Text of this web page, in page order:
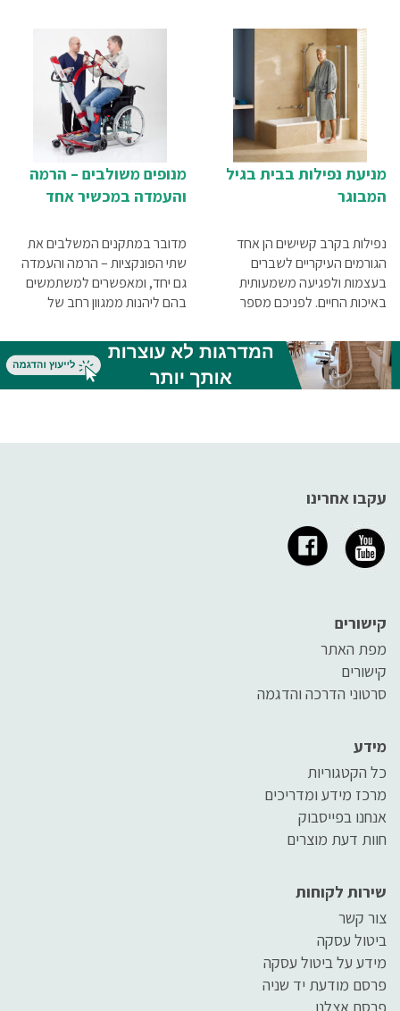
המיועדים בדרך כלל לאנשים
שתנועת הידיים שלהם אינה
מוגבלת ואשר מסוגלים להרים את
עצמם באמצעות כוח השרירים.
מנופים משולבים – הרמה
והעמדה במכשיר אחד
מדובר במתקנים המשלבים את
שתי הפונקציות – הרמה והעמדה
גם יחד, ומאפשרים למשתמשים
בהם ליהנות ממגוון רחב של
על יתרונותיהם של מנופים
משולבים
מניעת נפילות בבית בגיל
המבוגר
נפילות בקרב קשישים הן אחד
הגורמים העיקריים לשברים
בעצמות ולפגיעה משמעותית
באיכות החיים. לפניכם מספר
בבית, או לפחות להקטנת הסיכוי
שהן יקרו, החל בשמירה על אורח
חיים בריא, עבור ברכישת עזרי
בהתאם למצב הקשיש
עקבו אחרינו
קישורים
מפת האתר
קישורים
סרטוני הדרכה והדגמה
מידע
כל הקטגוריות
מרכז מידע ומדריכים
אנחנו בפייסבוק
חוות דעת מוצרים
שירות לקוחות
צור קשר
ביטול עסקה
מידע על ביטול עסקה
פרסם מודעת יד שניה
פרסם אצלנו